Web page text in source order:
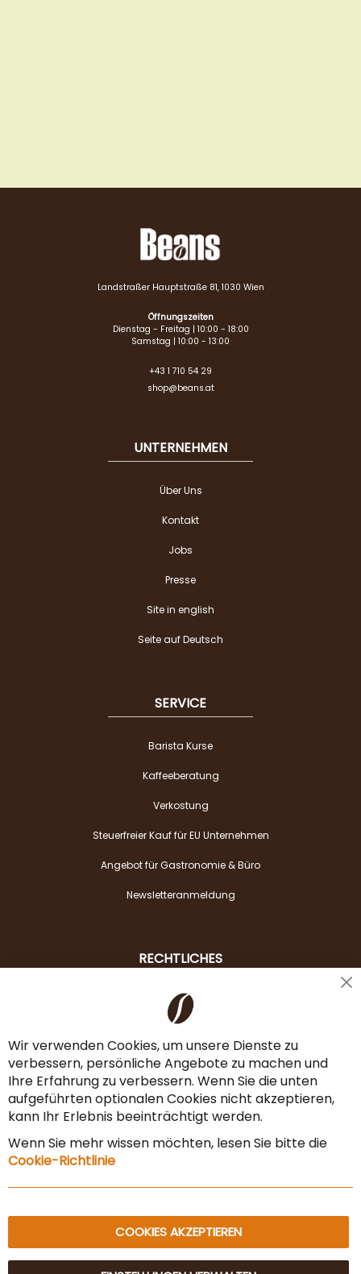
Landstraßer Hauptstraße 81, 1030 Wien
Öffnungszeiten
Dienstag - Freitag | 10:00 - 18:00
Samstag | 10:00 - 13:00
+43 1 710 54 29
shop@beans.at
UNTERNEHMEN
Über Uns
Kontakt
Jobs
Presse
Site in english
Seite auf Deutsch
SERVICE
Barista Kurse
Kaffeeberatung
Verkostung
Steuerfreier Kauf für EU Unternehmen
Angebot für Gastronomie & Büro
Newsletteranmeldung
RECHTLICHES
Liefer- & Versandkosten
AGB & Widerrufsrecht
Vertrag widerrufen
Impressum
Datenschutz & Sicherheit
Wir verwenden Cookies, um unsere Dienste zu
verbessern, persönliche Angebote zu machen und
Ihre Erfahrung zu verbessern. Wenn Sie die unten
aufgeführten optionalen Cookies nicht akzeptieren,
kann Ihr Erlebnis beeinträchtigt werden.
Wenn Sie mehr wissen möchten, lesen Sie bitte die
Cookie-Richtlinie
COOKIES AKZEPTIEREN